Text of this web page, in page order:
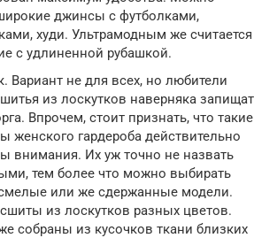
джинсы с футболками,
худи. Ультрамодным же считается
с удлиненной рубашкой.
Вариант не для всех, но любители
из лоскутков наверняка запищат
Впрочем, стоит признать, что такие
женского гардероба действительно
внимания. Их уж точно не назвать
тем более что можно выбирать
или же сдержанные модели.
из лоскутков разных цветов.
собраны из кусочков ткани близких